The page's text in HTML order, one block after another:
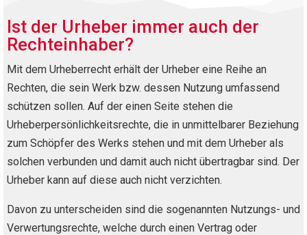
Ist der Urheber immer auch der
Rechteinhaber?
Mit dem Urheberrecht erhält der Urheber eine Reihe an
Rechten, die sein Werk bzw. dessen Nutzung umfassend
schützen sollen. Auf der einen Seite stehen die
Urheberpersönlichkeitsrechte, die in unmittelbarer Beziehung
zum Schöpfer des Werks stehen und mit dem Urheber als
solchen verbunden und damit auch nicht übertragbar sind. Der
Urheber kann auf diese auch nicht verzichten.
Davon zu unterscheiden sind die sogenannten Nutzungs- und
Verwertungsrechte, welche durch einen Vertrag oder